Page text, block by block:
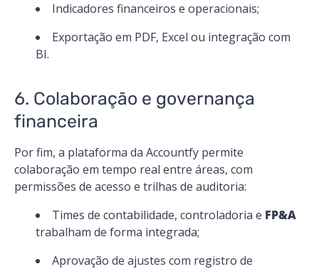
Indicadores financeiros e operacionais;
Exportação em PDF, Excel ou integração com
BI.
6. Colaboração e governança
financeira
Por fim, a plataforma da Accountfy permite
colaboração em tempo real entre áreas, com
permissões de acesso e trilhas de auditoria:
Times de contabilidade, controladoria e FP&A
trabalham de forma integrada;
Aprovação de ajustes com registro de